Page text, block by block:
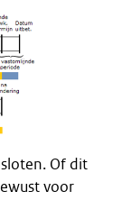
Of dit
voor